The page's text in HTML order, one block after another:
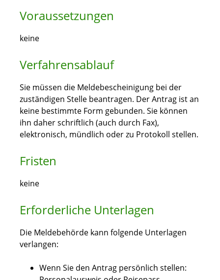
Voraussetzungen
keine
Verfahrensablauf
Sie müssen die Meldebescheinigung bei der
zuständigen Stelle beantragen. Der Antrag ist an
keine bestimmte Form gebunden. Sie können
ihn daher schriftlich (auch durch Fax),
elektronisch, mündlich oder zu Protokoll stellen.
Fristen
keine
Erforderliche Unterlagen
Die Meldebehörde kann folgende Unterlagen
verlangen:
Wenn Sie den Antrag persönlich stellen: